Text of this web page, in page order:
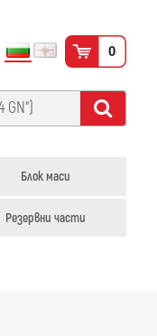
0
Блок маси
Резервни части